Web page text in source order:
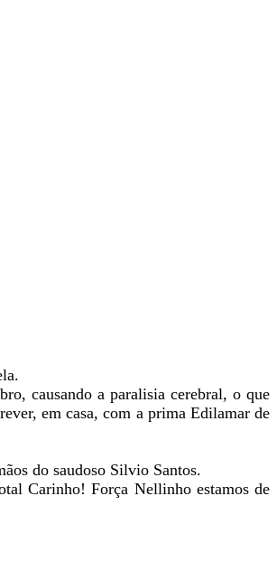
causando a paralisia cerebral, o que
em casa, com a prima Edilamar de
do saudoso Silvio Santos.
Carinho! Força Nellinho estamos de